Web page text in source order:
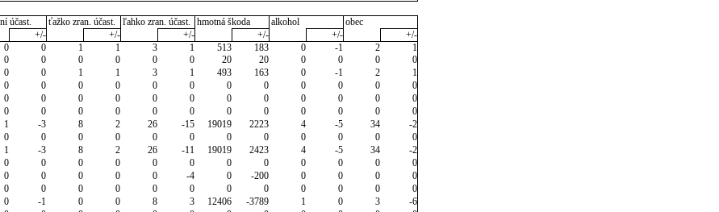
účast. ťažko zran. účast. ľahko zran. účast. hmotná škoda alkohol
obec
+/- +/- +/- +/- +/-
+/-
0 0 1 1 3 1 513 183 0 -1 2
1
0 0 0 0 0 0 20 20 0 0 0
0
0 0 1 1 3 1 493 163 0 -1 2
1
0 0 0 0 0 0 0 0 0 0 0
0
0 0 0 0 0 0 0 0 0 0 0
0
0 0 0 0 0 0 0 0 0 0 0
0
1 -3 8 2 26 -15 19019 2223 4 -5 34
-2
0 0 0 0 0 0 0 0 0 0 0
0
1 -3 8 2 26 -11 19019 2423 4 -5 34
-2
0 0 0 0 0 0 0 0 0 0 0
0
0 0 0 0 0 -4 0 -200 0 0 0
0
0 0 0 0 0 0 0 0 0 0 0
0
0 -1 0 0 8 3 12406 -3789 1 0 3
-6